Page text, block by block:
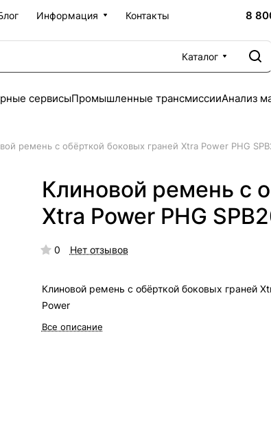
Информация Контакты 8
Каталог
сервисыПромышленные трансмиссииАнализ
ремень с обёрткой боковых граней Xtra Power PHG
Клиновой ремень с
Xtra Power PHG
0 Нет отзывов
Клиновой ремень с обёрткой боковых граней
Power
Все описание